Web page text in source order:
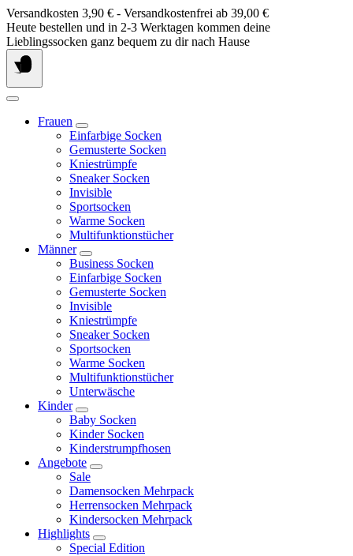
Springe
zum
Inhalt
Versandkosten 3,90 € - Versandkostenfrei ab 39,00 €
Heute bestellen und in 2-3 Werktagen kommen deine
Lieblingssocken ganz bequem zu dir nach Hause
Frauen
Einfarbige Socken
Gemusterte Socken
Kniestrümpfe
Sneaker Socken
Invisible
Sportsocken
Warme Socken
Multifunktionstücher
Männer
Business Socken
Einfarbige Socken
Gemusterte Socken
Invisible
Kniestrümpfe
Sneaker Socken
Sportsocken
Warme Socken
Multifunktionstücher
Unterwäsche
Kinder
Baby Socken
Kinder Socken
Kinderstrumpfhosen
Angebote
Sale
Damensocken Mehrpack
Herrensocken Mehrpack
Kindersocken Mehrpack
Highlights
Special Edition